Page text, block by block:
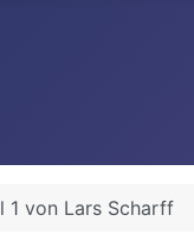
1 von Lars Scharff